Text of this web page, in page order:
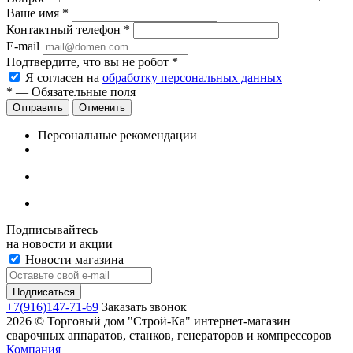
Ваше имя *
Контактный телефон *
E-mail
Подтвердите, что вы не робот *
Я согласен на обработку персональных данных
* — Обязательные поля
Отменить
Персональные рекомендации
Подписывайтесь
на новости и акции
Новости магазина
+7(916)147-71-69 Заказать звонок
2026 © Торговый дом "Строй-Ка" интернет-магазин
сварочных аппаратов, станков, генераторов и компрессоров
Компания